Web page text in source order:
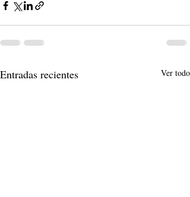
Entradas recientes Ver todo